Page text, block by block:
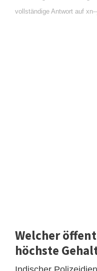
vollständige Antwort auf
Welcher
höchste